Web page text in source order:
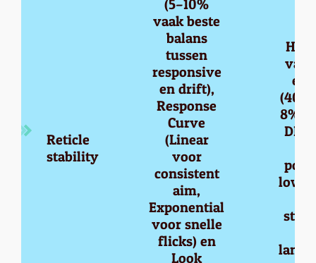
Reticle
stability
(5–10%
vaak beste
balans
tussen
responsive
en drift),
Response
Curve
(Linear
voor
consistent
aim,
Exponential
voor snelle
flicks) en
Look
van
en
(400
8%
DPI